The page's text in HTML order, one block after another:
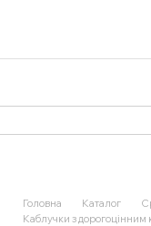
Головна Каталог
Каблучки з дорогоцінним